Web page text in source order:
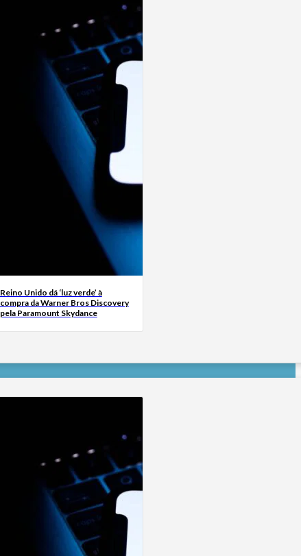
Reino Unido dá ‘luz verde’ à
compra da Warner Bros Discovery
pela Paramount Skydance